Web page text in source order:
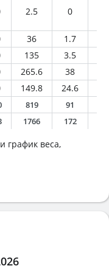
2.5 0
36 1.7
135 3.5
265.6 38
149.8 24.6
819 91
1766 172
график веса,